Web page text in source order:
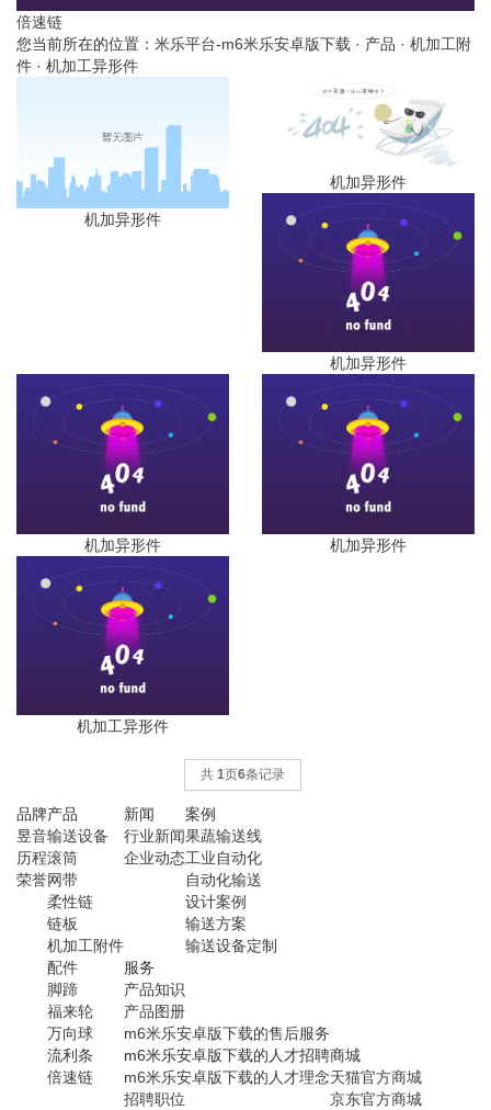
倍速链
您当前所在的位置： 米乐平台-m6米乐安卓版下载 · 产品 · 机加工附
件 · 机加工异形件
机加异形件
机加异形件
机加异形件
机加异形件 机加异形件
机加工异形件
共 1页6条记录
品牌
昱音
历程
荣誉
产品
输送设备
滚筒
网带
柔性链
链板
机加工附件
配件
脚蹄
福来轮
万向球
流利条
倍速链
新闻
行业新闻
企业动态
案例
果蔬输送线
工业自动化
自动化输送
设计案例
输送方案
输送设备定制
服务
产品知识
产品图册
m6米乐安卓版下载的售后服务
m6米乐安卓版下载的人才招聘
m6米乐安卓版下载的人才理念
招聘职位
商城
天猫官方商城
京东官方商城